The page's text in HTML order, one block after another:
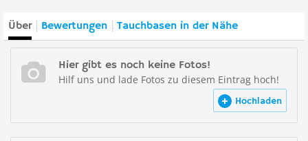
Über Bewertungen Tauchbasen in der Nähe
Hier gibt es noch keine Fotos!
Hilf uns und lade Fotos zu diesem Eintrag hoch!
Hochladen